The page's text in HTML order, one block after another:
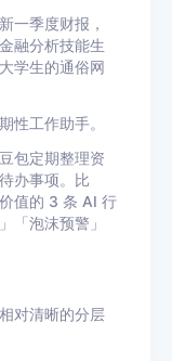
一季度财报，
融分析技能生
学生的通俗网
性工作助手。
包定期整理资
办事项。比
值的 3 条 AI 行
「泡沫预警」
对清晰的分层